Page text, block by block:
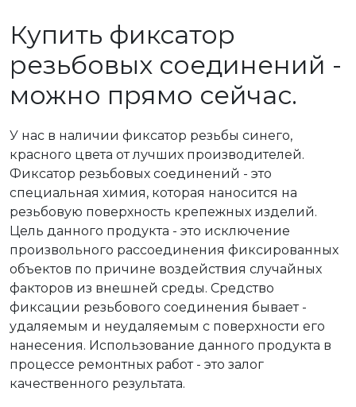
Купить фиксатор
резьбовых соединений -
можно прямо сейчас.
У нас в наличии фиксатор резьбы синего,
красного цвета от лучших производителей.
Фиксатор резьбовых соединений - это
специальная химия, которая наносится на
резьбовую поверхность крепежных изделий.
Цель данного продукта - это исключение
произвольного рассоединения фиксированных
объектов по причине воздействия случайных
факторов из внешней среды. Средство
фиксации резьбового соединения бывает -
удаляемым и неудаляемым с поверхности его
нанесения. Использование данного продукта в
процессе ремонтных работ - это залог
качественного результата.